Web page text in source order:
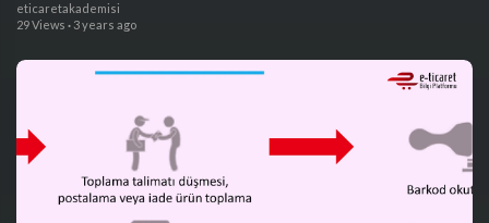
eticaretakademisi
29 Views · 3 years ago